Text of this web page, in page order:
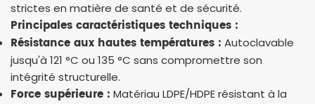
strictes en matière de santé et de sécurité.
Principales caractéristiques techniques :
Résistance aux hautes températures : Autoclavable
jusqu'à 121 °C ou 135 °C sans compromettre son
intégrité structurelle.
Force supérieure : Matériau LDPE/HDPE résistant à la